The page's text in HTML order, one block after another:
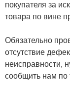
покупателя за
товара по вине
Обязательно
отсутствие
неисправности,
сообщить нам по